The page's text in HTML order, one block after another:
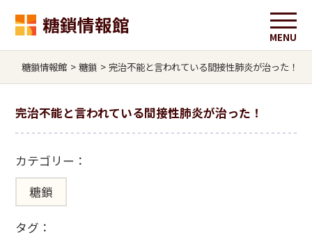
糖鎖情報館
糖鎖情報館 > 糖鎖 > 完治不能と言われている間接性肺炎が治った！
完治不能と言われている間接性肺炎が治った！
カテゴリー：
糖鎖
タグ：